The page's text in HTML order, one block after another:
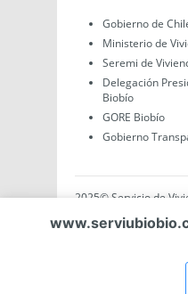
Gobierno de
Ministerio de
Seremi de
Delegación
Biobío
GORE Biobío
Gobierno
2025© Servicio de
Región del Biobío,